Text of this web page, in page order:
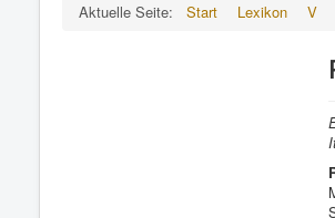
Aktuelle Seite: Start Lexikon V